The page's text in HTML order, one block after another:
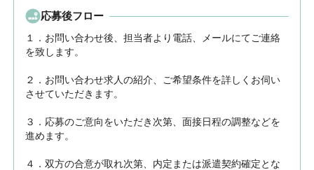
応募後フロー
１．お問い合わせ後、担当者より電話、メールにてご連絡
を致します。
２．お問い合わせ求人の紹介、ご希望条件を詳しくお伺い
させていただきます。
３．応募のご意向をいただき次第、面接日程の調整などを
進めます。
４．双方の合意が取れ次第、内定または派遣契約確定とな